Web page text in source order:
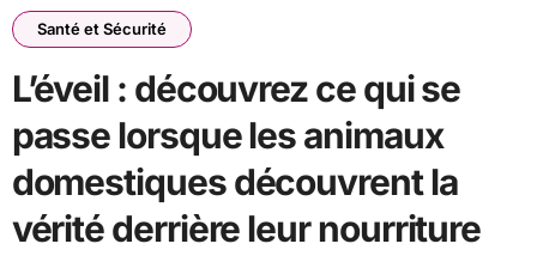
Santé et Sécurité
L’éveil : découvrez ce qui se
passe lorsque les animaux
domestiques découvrent la
vérité derrière leur nourriture